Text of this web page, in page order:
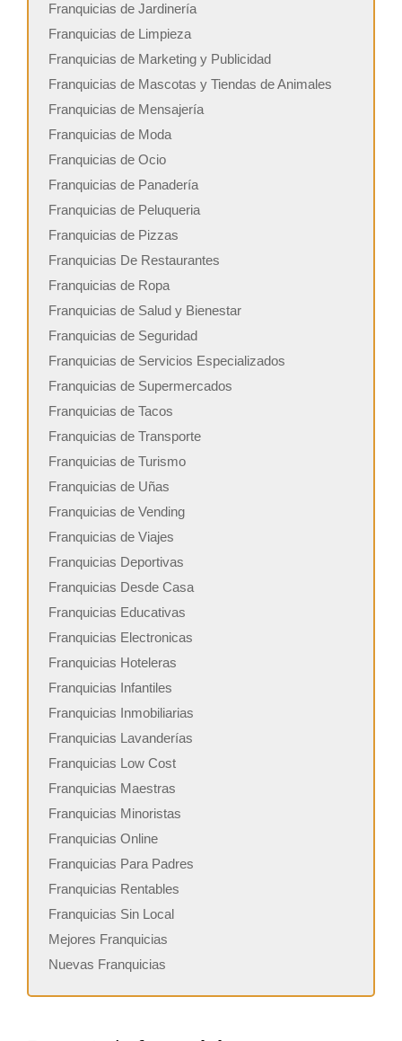
Franquicias de Jardinería
Franquicias de Limpieza
Franquicias de Marketing y Publicidad
Franquicias de Mascotas y Tiendas de Animales
Franquicias de Mensajería
Franquicias de Moda
Franquicias de Ocio
Franquicias de Panadería
Franquicias de Peluqueria
Franquicias de Pizzas
Franquicias De Restaurantes
Franquicias de Ropa
Franquicias de Salud y Bienestar
Franquicias de Seguridad
Franquicias de Servicios Especializados
Franquicias de Supermercados
Franquicias de Tacos
Franquicias de Transporte
Franquicias de Turismo
Franquicias de Uñas
Franquicias de Vending
Franquicias de Viajes
Franquicias Deportivas
Franquicias Desde Casa
Franquicias Educativas
Franquicias Electronicas
Franquicias Hoteleras
Franquicias Infantiles
Franquicias Inmobiliarias
Franquicias Lavanderías
Franquicias Low Cost
Franquicias Maestras
Franquicias Minoristas
Franquicias Online
Franquicias Para Padres
Franquicias Rentables
Franquicias Sin Local
Mejores Franquicias
Nuevas Franquicias